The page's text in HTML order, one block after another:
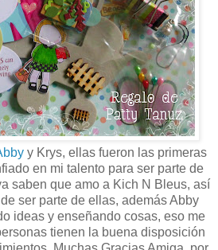
y Krys, ellas fueron las primeras
en mi talento para ser parte de
saben que amo a Kich N Bleus, así
ser parte de ellas, además Abby
ideas y enseñando cosas, eso me
tienen la buena disposición